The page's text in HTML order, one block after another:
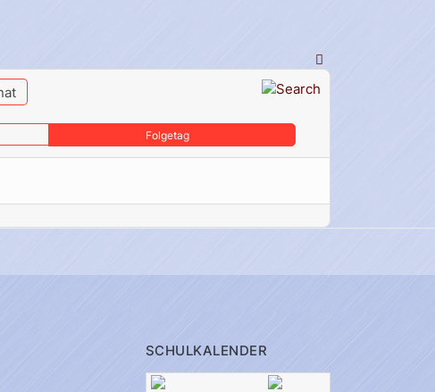
Folgetag
SCHULKALENDER